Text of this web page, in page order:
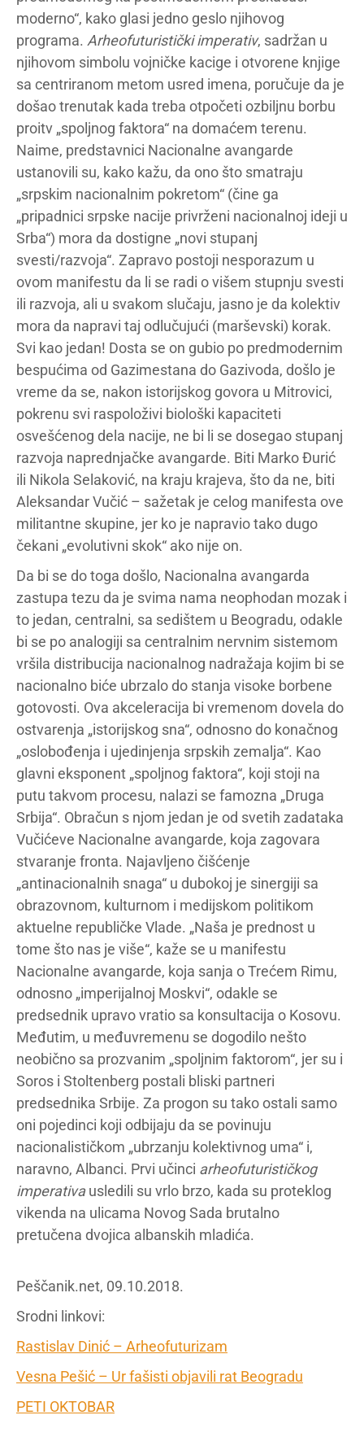
moderno“, kako glasi jedno geslo njihovog
programa. Arheofuturistički imperativ, sadržan u
njihovom simbolu vojničke kacige i otvorene knjige
sa centriranom metom usred imena, poručuje da je
došao trenutak kada treba otpočeti ozbiljnu borbu
proitv „spoljnog faktora“ na domaćem terenu.
Naime, predstavnici Nacionalne avangarde
ustanovili su, kako kažu, da ono što smatraju
„srpskim nacionalnim pokretom“ (čine ga
„pripadnici srpske nacije privrženi nacionalnoj ideji u
Srba“) mora da dostigne „novi stupanj
svesti/razvoja“. Zapravo postoji nesporazum u
ovom manifestu da li se radi o višem stupnju svesti
ili razvoja, ali u svakom slučaju, jasno je da kolektiv
mora da napravi taj odlučujući (marševski) korak.
Svi kao jedan! Dosta se on gubio po predmodernim
bespućima od Gazimestana do Gazivoda, došlo je
vreme da se, nakon istorijskog govora u Mitrovici,
pokrenu svi raspoloživi biološki kapaciteti
osvešćenog dela nacije, ne bi li se dosegao stupanj
razvoja naprednjačke avangarde. Biti Marko Đurić
ili Nikola Selaković, na kraju krajeva, što da ne, biti
Aleksandar Vučić – sažetak je celog manifesta ove
militantne skupine, jer ko je napravio tako dugo
čekani „evolutivni skok“ ako nije on.
Da bi se do toga došlo, Nacionalna avangarda
zastupa tezu da je svima nama neophodan mozak i
to jedan, centralni, sa sedištem u Beogradu, odakle
bi se po analogiji sa centralnim nervnim sistemom
vršila distribucija nacionalnog nadražaja kojim bi se
nacionalno biće ubrzalo do stanja visoke borbene
gotovosti. Ova akceleracija bi vremenom dovela do
ostvarenja „istorijskog sna“, odnosno do konačnog
„oslobođenja i ujedinjenja srpskih zemalja“. Kao
glavni eksponent „spoljnog faktora“, koji stoji na
putu takvom procesu, nalazi se famozna „Druga
Srbija“. Obračun s njom jedan je od svetih zadataka
Vučićeve Nacionalne avangarde, koja zagovara
stvaranje fronta. Najavljeno čišćenje
„antinacionalnih snaga“ u dubokoj je sinergiji sa
obrazovnom, kulturnom i medijskom politikom
aktuelne republičke Vlade. „Naša je prednost u
tome što nas je više“, kaže se u manifestu
Nacionalne avangarde, koja sanja o Trećem Rimu,
odnosno „imperijalnoj Moskvi“, odakle se
predsednik upravo vratio sa konsultacija o Kosovu.
Međutim, u međuvremenu se dogodilo nešto
neobično sa prozvanim „spoljnim faktorom“, jer su i
Soros i Stoltenberg postali bliski partneri
predsednika Srbije. Za progon su tako ostali samo
oni pojedinci koji odbijaju da se povinuju
nacionalističkom „ubrzanju kolektivnog uma“ i,
naravno, Albanci. Prvi učinci arheofuturističkog
imperativausledili su vrlo brzo, kada su proteklog
vikenda na ulicama Novog Sada brutalno
pretučena dvojica albanskih mladića.
Peščanik.net, 09.10.2018.
Srodni linkovi:
Rastislav Dinić – Arheofuturizam
Vesna Pešić – Ur fašisti objavili rat Beogradu
PETI OKTOBAR